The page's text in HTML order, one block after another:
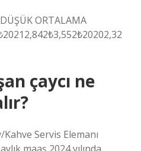
ORTALAMA
çaycı ne
Servis Elemanı